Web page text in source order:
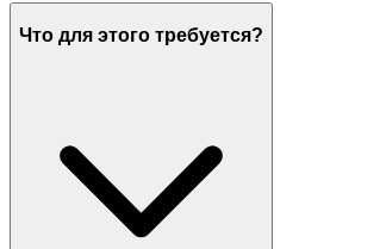
Что для этого требуется?